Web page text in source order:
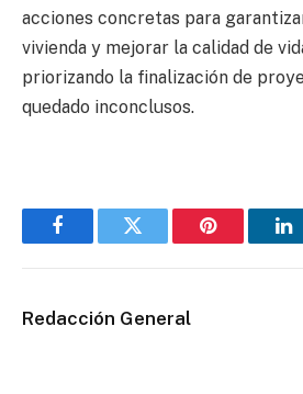
acciones concretas para
vivienda y mejorar la calidad de
priorizando la finalización de
quedado inconclusos.
FacebookTwitter Pinterest
Redacción General